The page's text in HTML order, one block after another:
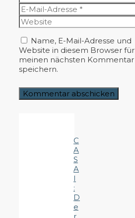
E-
Mail-
Adresse
Website
Name, E-Mail-Adresse und
Website in diesem Browser für
meinen nächsten Kommentar
speichern.
C
A
S
A
I
:
D
e
r